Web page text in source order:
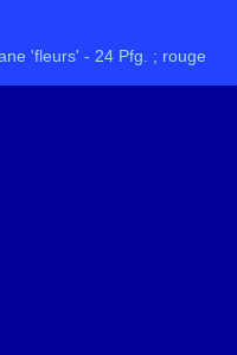
'fleurs' - 24 Pfg. ; rouge